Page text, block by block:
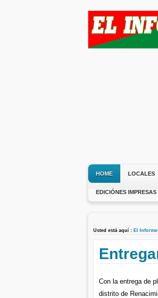
HOME LOCALES
EDICIÓNES IMPRESAS
Usted está aquí : El
Con la entrega de
distrito de